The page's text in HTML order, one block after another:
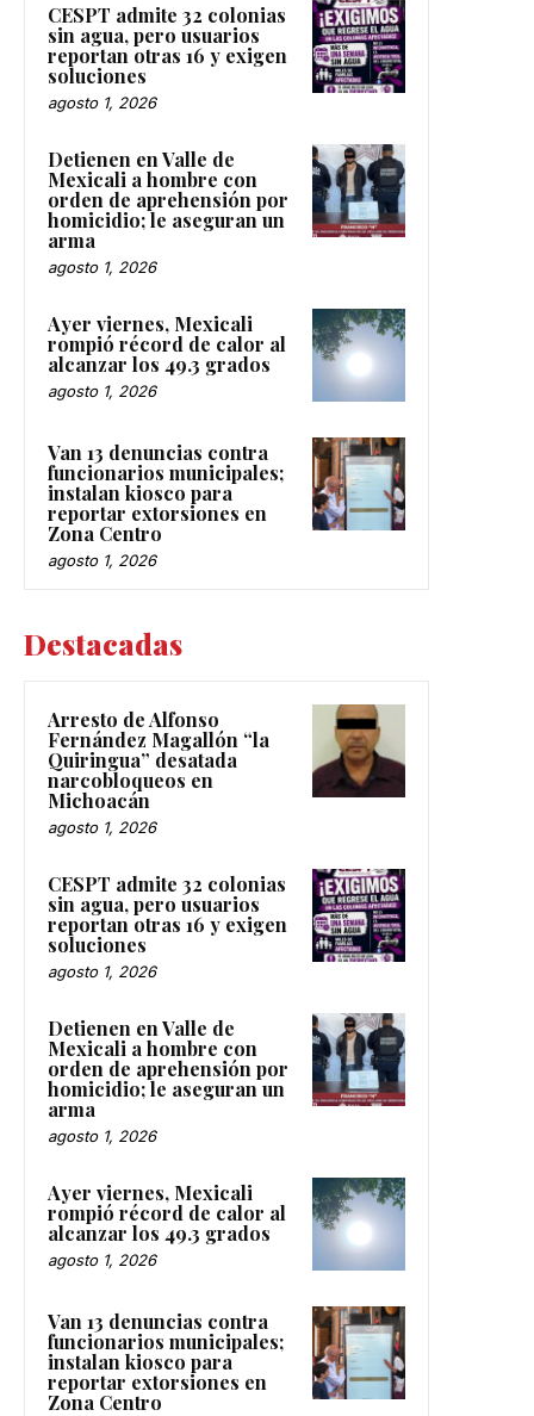
CESPT admite 32 colonias
sin agua, pero usuarios
reportan otras 16 y exigen
soluciones
agosto 1, 2026
Detienen en Valle de
Mexicali a hombre con
orden de aprehensión por
homicidio; le aseguran un
arma
agosto 1, 2026
Ayer viernes, Mexicali
rompió récord de calor al
alcanzar los 49.3 grados
agosto 1, 2026
Van 13 denuncias contra
funcionarios municipales;
instalan kiosco para
reportar extorsiones en
Zona Centro
agosto 1, 2026
Destacadas
Arresto de Alfonso
Fernández Magallón “la
Quiringua” desatada
narcobloqueos en
Michoacán
agosto 1, 2026
CESPT admite 32 colonias
sin agua, pero usuarios
reportan otras 16 y exigen
soluciones
agosto 1, 2026
Detienen en Valle de
Mexicali a hombre con
orden de aprehensión por
homicidio; le aseguran un
arma
agosto 1, 2026
Ayer viernes, Mexicali
rompió récord de calor al
alcanzar los 49.3 grados
agosto 1, 2026
Van 13 denuncias contra
funcionarios municipales;
instalan kiosco para
reportar extorsiones en
Zona Centro